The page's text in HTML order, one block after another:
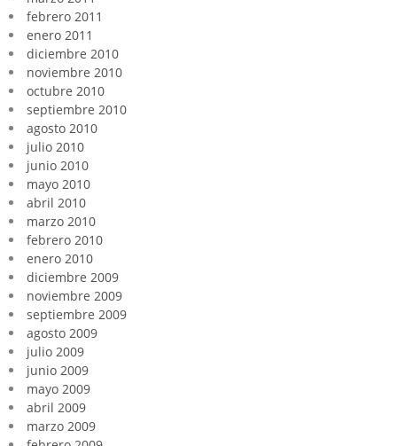
febrero 2011
enero 2011
diciembre 2010
noviembre 2010
octubre 2010
septiembre 2010
agosto 2010
julio 2010
junio 2010
mayo 2010
abril 2010
marzo 2010
febrero 2010
enero 2010
diciembre 2009
noviembre 2009
septiembre 2009
agosto 2009
julio 2009
junio 2009
mayo 2009
abril 2009
marzo 2009